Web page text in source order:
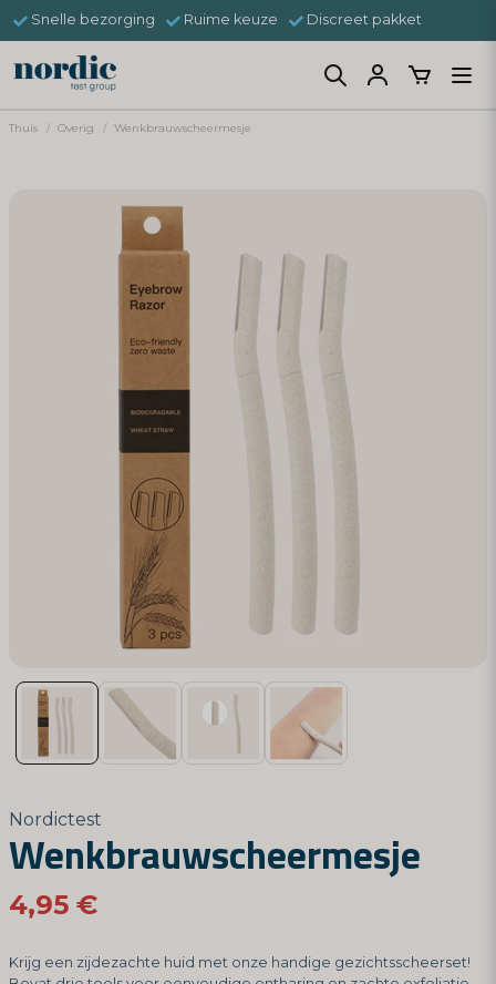
Snelle bezorging Ruime keuze Discreet pakket
Thuis Overig Wenkbrauwscheermesje
Nordictest
Wenkbrauwscheermesje
4,95 €
Krijg een zijdezachte huid met onze handige gezichtsscheerset!